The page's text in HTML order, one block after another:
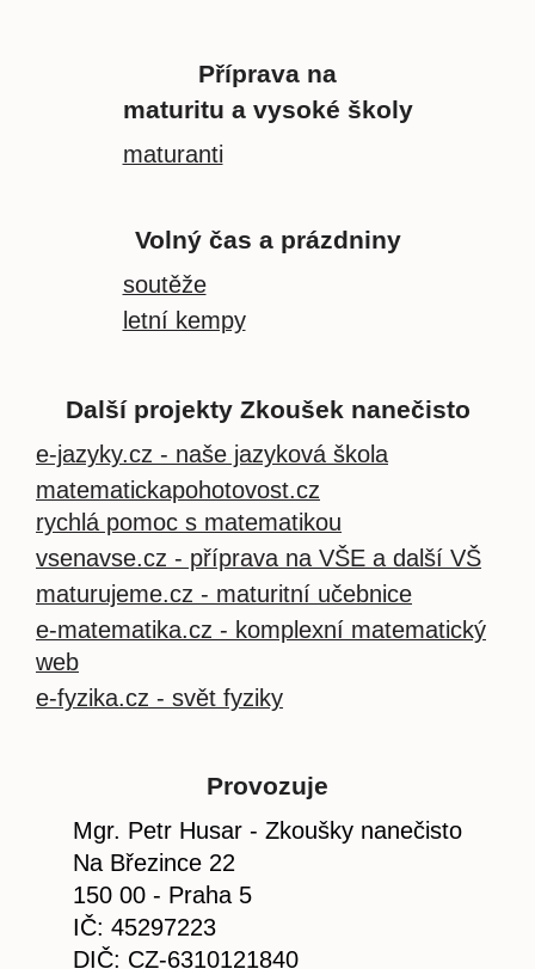
Příprava na
maturitu a vysoké školy
maturanti
Volný čas a prázdniny
soutěže
letní kempy
Další projekty Zkoušek nanečisto
e-jazyky.cz - naše jazyková škola
matematickapohotovost.cz
rychlá pomoc s matematikou
vsenavse.cz - příprava na VŠE a další VŠ
maturujeme.cz - maturitní učebnice
e-matematika.cz - komplexní matematický
web
e-fyzika.cz - svět fyziky
Provozuje
Mgr. Petr Husar - Zkoušky nanečisto
Na Březince 22
150 00 - Praha 5
IČ: 45297223
DIČ: CZ-6310121840